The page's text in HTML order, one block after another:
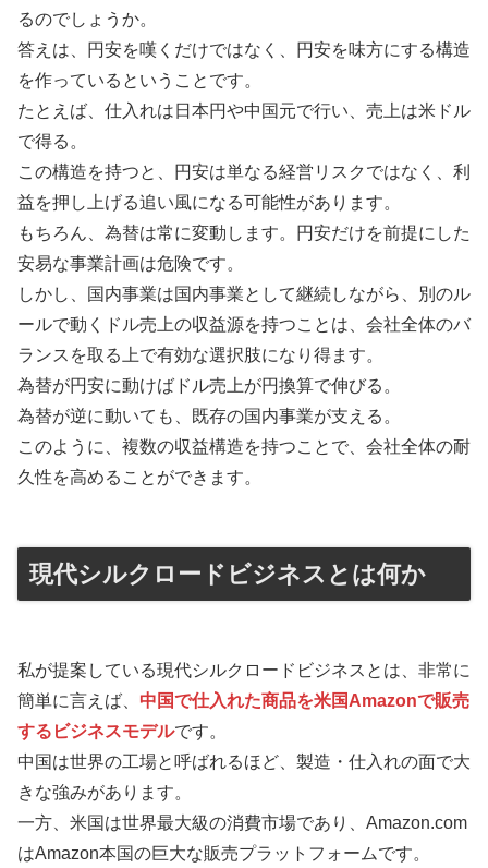
るのでしょうか。
答えは、円安を嘆くだけではなく、円安を味方にする構造
を作っているということです。
たとえば、仕入れは日本円や中国元で行い、売上は米ドル
で得る。
この構造を持つと、円安は単なる経営リスクではなく、利
益を押し上げる追い風になる可能性があります。
もちろん、為替は常に変動します。円安だけを前提にした
安易な事業計画は危険です。
しかし、国内事業は国内事業として継続しながら、別のル
ールで動くドル売上の収益源を持つことは、会社全体のバ
ランスを取る上で有効な選択肢になり得ます。
為替が円安に動けばドル売上が円換算で伸びる。
為替が逆に動いても、既存の国内事業が支える。
このように、複数の収益構造を持つことで、会社全体の耐
久性を高めることができます。
現代シルクロードビジネスとは何か
私が提案している現代シルクロードビジネスとは、非常に
簡単に言えば、 中国で仕入れた商品を米国Amazonで販売
するビジネスモデルです。
中国は世界の工場と呼ばれるほど、製造・仕入れの面で大
きな強みがあります。
一方、米国は世界最大級の消費市場であり、Amazon.com
はAmazon本国の巨大な販売プラットフォームです。